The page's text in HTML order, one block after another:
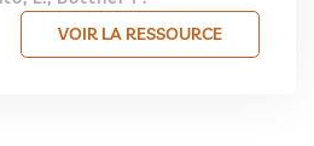
VOIR LA RESSOURCE